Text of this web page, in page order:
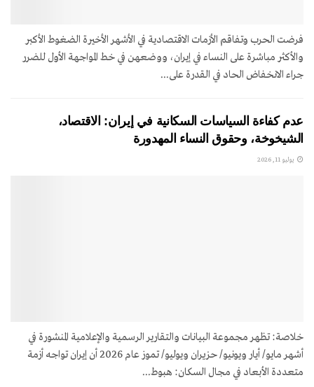
فرضت الحرب وتفاقم الأزمات الاقتصادية في الأشهر الأخيرة الضغوط الأكبر
والأكثر مباشرة على النساء في إيران، ووضعهن في خط المواجهة الأول للضرر
جراء الانخفاض الحاد في القدرة على...
عدم كفاءة السياسات السكانية في إيران: الاقتصاد،
الشيخوخة، وحقوق النساء المهدورة
يوليو 11, 2026
خلاصة: تظهر مجموعة البيانات والتقارير الرسمية والإعلامية المنشورة في
أشهر مايو/ أيار ويونيو/ حزيران ويوليو/ تموز عام 2026 أن إيران تواجه أزمة
متعددة الأبعاد في مجال السكان: هبوط...